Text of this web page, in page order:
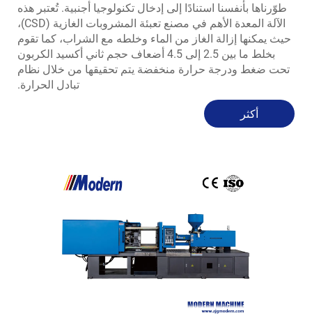
طوّرناها بأنفسنا استنادًا إلى إدخال تكنولوجيا أجنبية. تُعتبر هذه
الآلة المعدة الأهم في مصنع تعبئة المشروبات الغازية (CSD)،
حيث يمكنها إزالة الغاز من الماء وخلطه مع الشراب، كما تقوم
بخلط ما بين 2.5 إلى 4.5 أضعاف حجم ثاني أكسيد الكربون
تحت ضغط ودرجة حرارة منخفضة يتم تحقيقها من خلال نظام
تبادل الحرارة.
أكثر